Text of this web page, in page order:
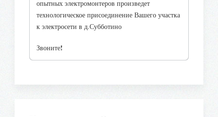
опытных электромонтеров произведет
технологическое присоединение Вашего участка
к электросети в д.Субботино
Звоните!